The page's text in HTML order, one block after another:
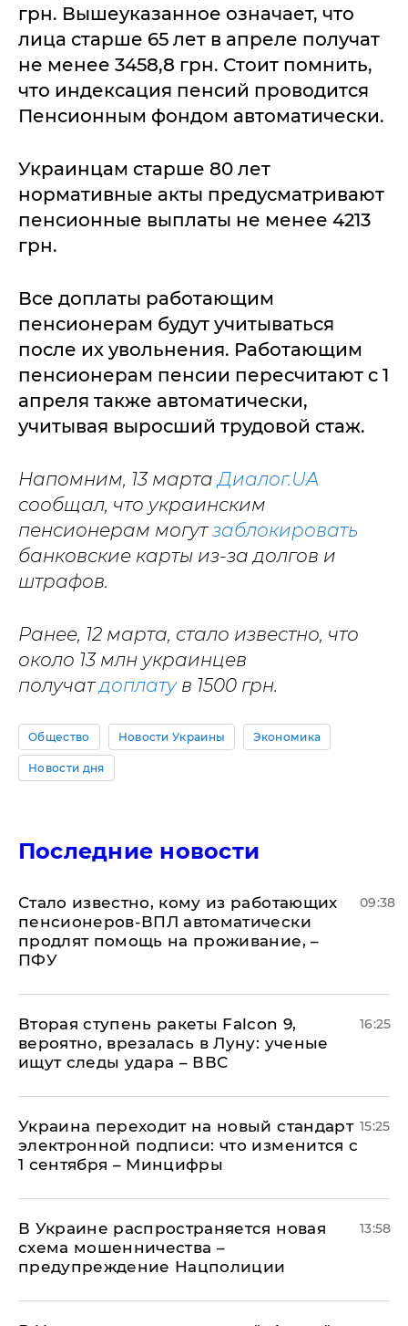
грн. Вышеуказанное означает, что
лица старше 65 лет в апреле получат
не менее 3458,8 грн. Стоит помнить,
что индексация пенсий проводится
Пенсионным фондом автоматически.
Украинцам старше 80 лет
нормативные акты предусматривают
пенсионные выплаты не менее 4213
грн.
Все доплаты работающим
пенсионерам будут учитываться
после их увольнения. Работающим
пенсионерам пенсии пересчитают с 1
апреля также автоматически,
учитывая выросший трудовой стаж.
Напомним, 13 мартаДиалог.UA
сообщал, что украинским
пенсионерам могутзаблокировать
банковские карты из-за долгов и
штрафов.
Ранее, 12 марта, стало известно, что
около 13 млн украинцев
получатдоплатув 1500 грн.
Общество Новости Украины Экономика
Новости дня
Последние новости
Стало известно, кому из работающих
пенсионеров-ВПЛ автоматически
продлят помощь на проживание, –
ПФУ
09:38
Вторая ступень ракеты Falcon 9,
вероятно, врезалась в Луну: ученые
ищут следы удара – ВВС
16:25
Украина переходит на новый стандарт
электронной подписи: что изменится с
1 сентября – Минцифры
15:25
В Украине распространяется новая
схема мошенничества –
предупреждение Нацполиции
13:58